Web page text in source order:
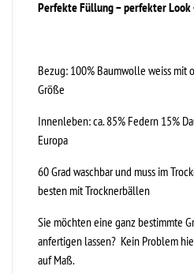
Perfekte Füllung – perfekter
Bezug: 100% Baumwolle weiss mit
Größe
Innenleben: ca. 85% Federn 15%
Europa
60 Grad waschbar und muss im
besten mit Trocknerbällen
Sie möchten eine ganz bestimmte
anfertigen lassen? Kein Problem
auf Maß.